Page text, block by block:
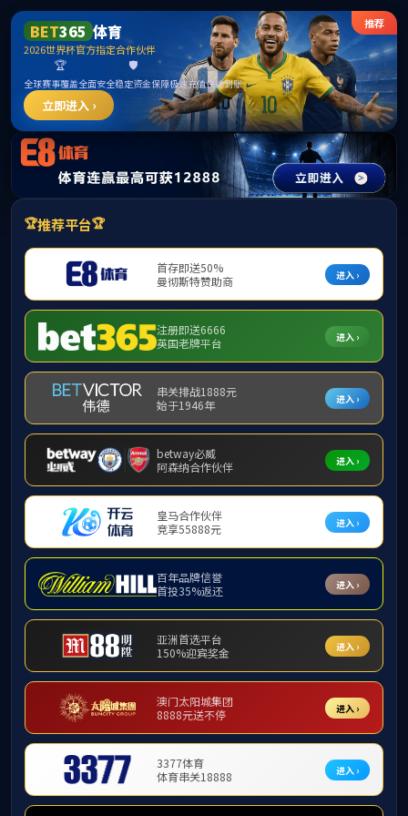
365英国上市公司(CHN-VIP认证)官网|Official
Website
提示：访问地址无效，allen-bradley-1398-ddm-009x找不到对应的栏
目！
首页